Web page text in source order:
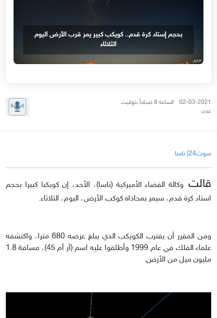
بحجم إستاد كرة قدم.. كويكب كبير يمر قرب الأرض اليوم
الثلاثاء
02-03-2021 الساعة 8 صباحاً بتوقيت
عدن
سوث24| ناسا
قالت وكالة الفضاء الأميركية (ناسا)، الأحد، إن كويكبا كبيرا بحجم
استاد كرة قدم، سيمر بمحاذاة كوكب الأرض، اليوم، الثلاثاء.
ومن المقرر أن يقترب الكويكب الذي يبلغ عرضه 680 مترا، واكتشفه
علماء الفلك في عام 1999 وأطلقوا عليه اسم (آر أم 45)، مسافة 1.8
مليون ميل من الأرض.